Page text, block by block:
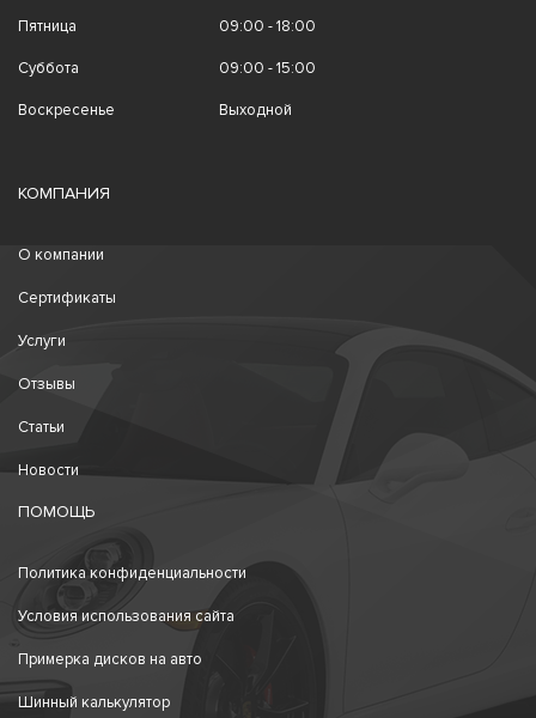
Пятница 09:00 - 18:00
Суббота 09:00 - 15:00
Воскресенье Выходной
КОМПАНИЯ
О компании
Сертификаты
Услуги
Отзывы
Статьи
Новости
ПОМОЩЬ
Политика конфиденциальности
Условия использования сайта
Примерка дисков на авто
Шинный калькулятор